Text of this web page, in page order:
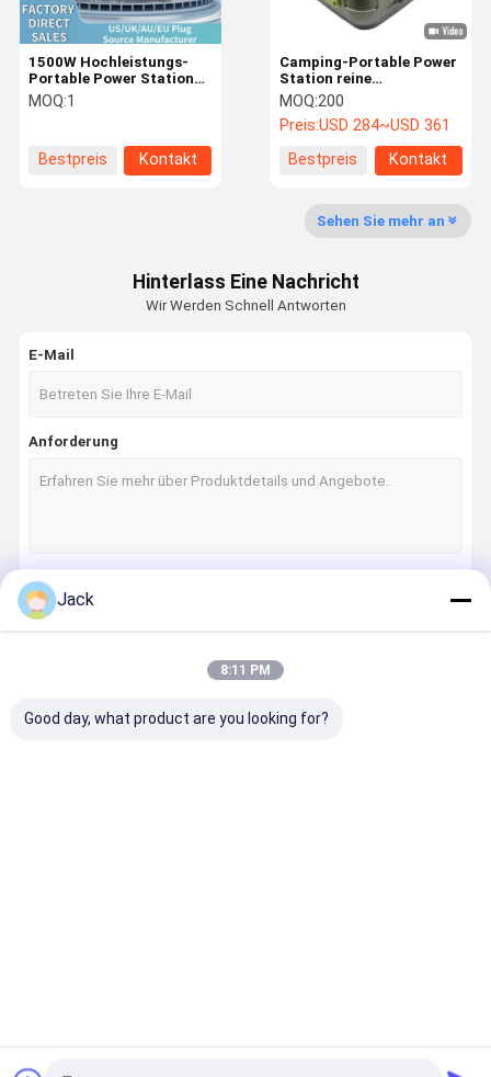
Zu Hause Produkte
Werksbesich
Qualitätskon Kontakt Mit
Rechtssach
System zur Speicherung von Solarenergie
Batterie auf dem Regal
Stapelbarer Batteriesatz
Batterie-Satz 12V LiFePO4
Batterie-Satz 48v Lifepo4
Power-Lithium-Batterie
Camping-Portable Power
Station reine
Sinuswellen-Ausgabe für
Outdoor-Elektronik
MOQ:200
Preis:USD 284~USD 361
Bestpreis
Kontakt
1500W Hochleistungs-
Portable Power Station
14kg Gewicht und hohe
Haltbarkeit
MOQ:1
Bestpreis Kontakt
Sehen Sie mehr an
Hinterlass Eine Nachricht
Wir Werden Schnell Antworten
E-Mail
Anforderung
Jack
8:11 PM
Good day, what product are you looking for?